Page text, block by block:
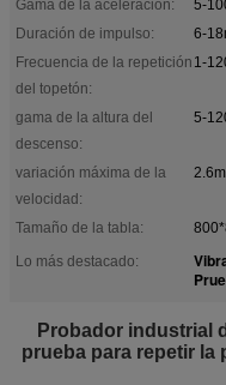
Gama de la aceleración:
5-
Duración de impulso:
6-
Frecuencia de la repetición
del topetón:
1-
gama de la altura del
descenso:
5-
variación máxima de la
velocidad:
Tamaño de la tabla:
Lo más destacado:
Probador industrial
prueba para repetir la